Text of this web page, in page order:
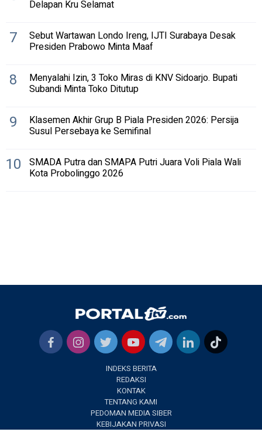
Delapan Kru Selamat
7 Sebut Wartawan Londo Ireng, IJTI Surabaya Desak
Presiden Prabowo Minta Maaf
8 Menyalahi Izin, 3 Toko Miras di KNV Sidoarjo. Bupati
Subandi Minta Toko Ditutup
9 Klasemen Akhir Grup B Piala Presiden 2026: Persija
Susul Persebaya ke Semifinal
10 SMADA Putra dan SMAPA Putri Juara Voli Piala Wali
Kota Probolinggo 2026
INDEKS BERITA
REDAKSI
KONTAK
TENTANG KAMI
PEDOMAN MEDIA SIBER
KEBIJAKAN PRIVASI